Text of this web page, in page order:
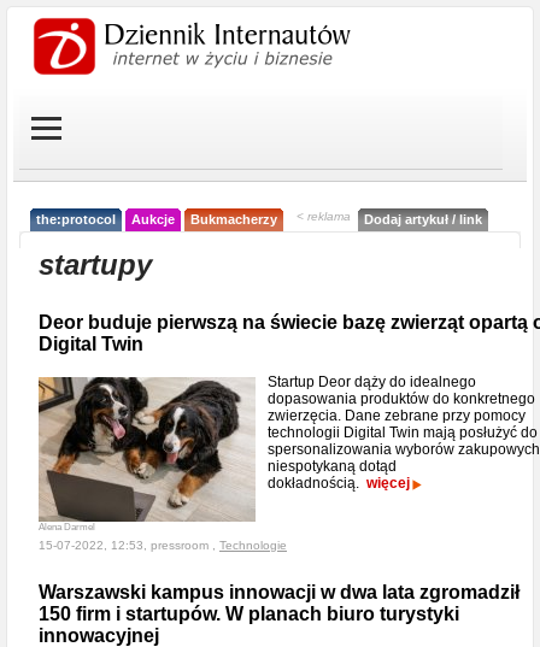
the:protocol Aukcje Bukmacherzy < reklama Dodaj artykuł / link
startupy
Deor buduje pierwszą na świecie bazę zwierząt opartą
Digital Twin
Alena Darmel
Startup Deor dąży do idealnego
dopasowania produktów do konkretnego
zwierzęcia. Dane zebrane przy pomocy
technologii Digital Twin mają posłużyć do
spersonalizowania wyborów
niespotykaną dotąd
dokładnością. więcej
15-07-2022, 12:53, pressroom , Technologie
Warszawski kampus innowacji w dwa lata zgromadził
150 firm i startupów. W planach biuro turystyki
innowacyjnej